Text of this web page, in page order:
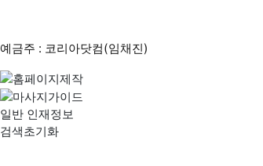
예금주 : 코리아닷컴(임채진)
일반 인재정보
검색초기화